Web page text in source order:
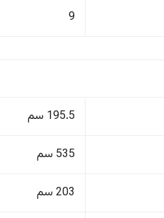
9
195.5 سم
535 سم
203 سم